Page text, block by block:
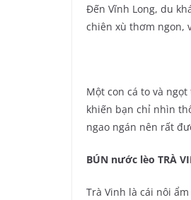
Đến Vĩnh Long, du
chiên xù thơm ngon,
Một con cá to và
khiến bạn chỉ nhìn
ngao ngán nên rất
BÚN nước lèo TRÀ
Trà Vinh là cái nôi